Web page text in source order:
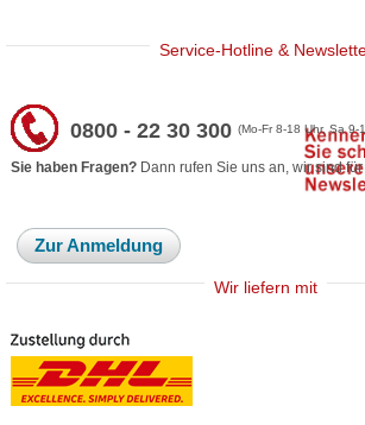
Service-Hotline &
0800 - 22 30 300(Mo-Fr 8-18 Uhr, Sa 9-
Sie haben Fragen? Dann rufen Sie uns an, wir sind
Zur Anmeldung
Wir liefern mit